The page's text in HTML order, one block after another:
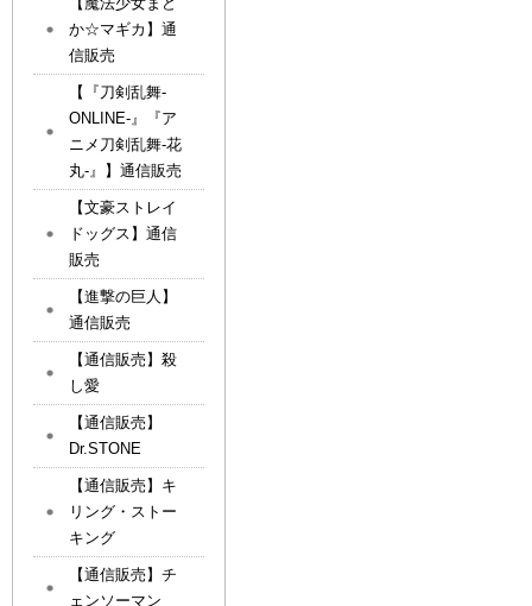
か☆マギカ】通
信販売
【『刀剣乱舞-
ONLINE-』『ア
ニメ刀剣乱舞-花
丸-』】通信販売
【文豪ストレイ
ドッグス】通信
販売
【進撃の巨人】
通信販売
【通信販売】殺
し愛
【通信販売】
Dr.STONE
【通信販売】キ
リング・ストー
キング
【通信販売】チ
ェンソーマン